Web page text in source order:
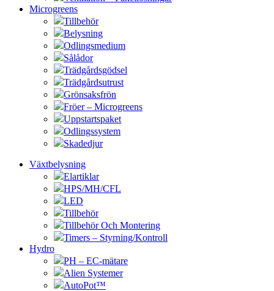
Microgreens
Tillbehör
Belysning
Odlingsmedium
Sålådor
Trädgårdsgödsel
Trädgårdsutrust
Grönsaksfrön
Fröer – Microgreens
Uppstartspaket
Odlingssystem
Skadedjur
Växtbelysning
Elartiklar
HPS/MH/CFL
LED
Tillbehör
Tillbehör Och Montering
Timers – Styrning/Kontroll
Hydro
PH – EC-mätare
Alien Systemer
AutoPot™